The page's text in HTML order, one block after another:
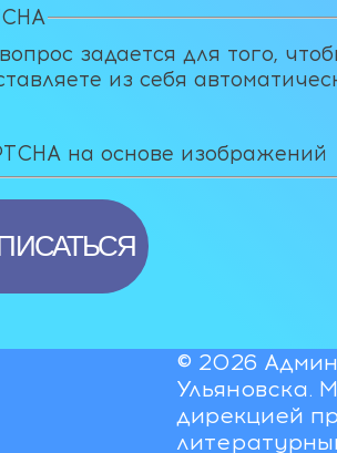
задается для того,
из себя
© 2026
Ульяновска.
дирекцией